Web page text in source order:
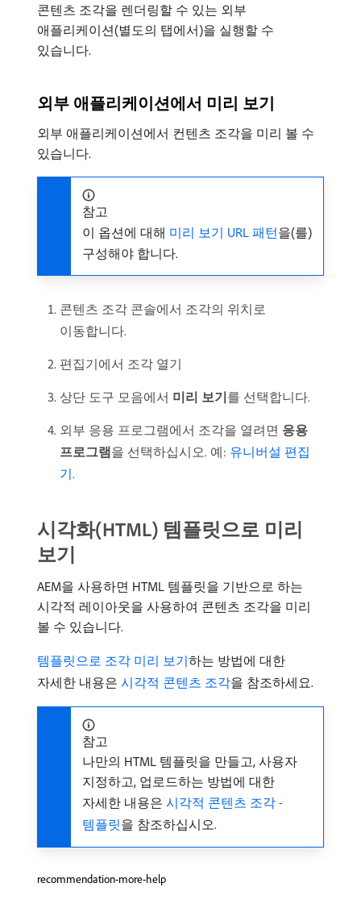
콘텐츠 조각을 렌더링할 수 있는 외부
애플리케이션(별도의 탭에서)을 실행할 수
있습니다.
외부 애플리케이션에서 미리 보기
외부 애플리케이션에서 컨텐츠 조각을 미리 볼 수
있습니다.
참고
이 옵션에 대해 미리 보기 URL 패턴을(를)
구성해야 합니다.
콘텐츠 조각 콘솔에서 조각의 위치로
이동합니다.
편집기에서 조각 열기
상단 도구 모음에서 미리 보기​를 선택합니다.
외부 응용 프로그램에서 조각을 열려면 응용
프로그램​을 선택하십시오. 예: 유니버설 편집
기.
시각화(HTML) 템플릿으로 미리
보기
AEM을 사용하면 HTML 템플릿을 기반으로 하는
시각적 레이아웃을 사용하여 콘텐츠 조각을 미리
볼 수 있습니다.
템플릿으로 조각 미리 보기하는 방법에 대한
자세한 내용은 시각적 콘텐츠 조각을 참조하세요.
참고
나만의 HTML 템플릿을 만들고, 사용자
지정하고, 업로드하는 방법에 대한
자세한 내용은 시각적 콘텐츠 조각 -
템플릿을 참조하십시오.
recommendation-more-help